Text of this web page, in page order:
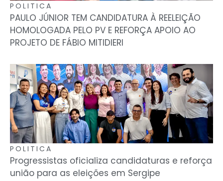
POLITICA
PAULO JÚNIOR TEM CANDIDATURA À REELEIÇÃO
HOMOLOGADA PELO PV E REFORÇA APOIO AO
PROJETO DE FÁBIO MITIDIERI
POLITICA
Progressistas oficializa candidaturas e reforça
união para as eleições em Sergipe